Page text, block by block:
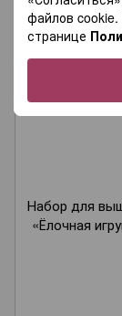
файлов
странице
Набор для
«Ёлочная